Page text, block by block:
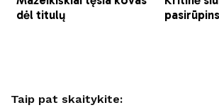
Taip pat skaitykite: